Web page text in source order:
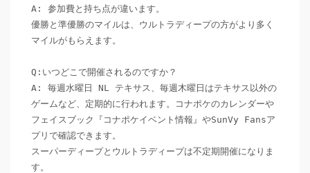
A: 参加費と持ち点が違います。
優勝と準優勝のマイルは、ウルトラディープの方がより多く
マイルがもらえます。
Q:いつどこで開催されるのですか？
A: 毎週水曜日 NL テキサス、毎週木曜日はテキサス以外の
ゲームなど、定期的に行われます。コナポケのカレンダーや
フェイスブック『コナポケイベント情報』やSunVy Fansア
プリで確認できます。
スーパーディープとウルトラディープは不定期開催になりま
す。